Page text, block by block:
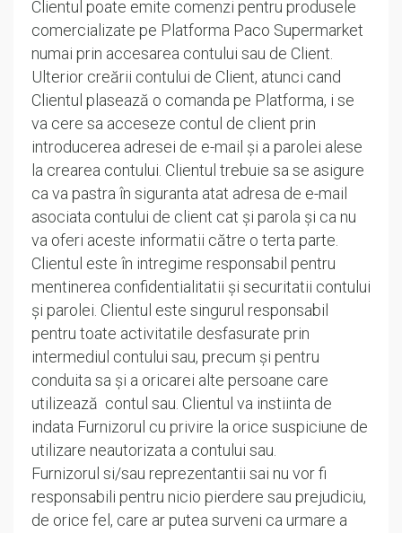
Clientul poate emite comenzi pentru produsele
comercializate pe Platforma Paco Supermarket
numai prin accesarea contului sau de Client.
Ulterior creării contului de Client, atunci cand
Clientul plasează o comanda pe Platforma, i se
va cere sa acceseze contul de client prin
introducerea adresei de e-mail și a parolei alese
la crearea contului. Clientul trebuie sa se asigure
ca va pastra în siguranta atat adresa de e-mail
asociata contului de client cat și parola și ca nu
va oferi aceste informatii către o terta parte.
Clientul este în intregime responsabil pentru
mentinerea confidentialitatii și securitatii contului
și parolei. Clientul este singurul responsabil
pentru toate activitatile desfasurate prin
intermediul contului sau, precum și pentru
conduita sa și a oricarei alte persoane care
utilizează contul sau. Clientul va instiinta de
indata Furnizorul cu privire la orice suspiciune de
utilizare neautorizata a contului sau.
Furnizorul si/sau reprezentantii sai nu vor fi
responsabili pentru nicio pierdere sau prejudiciu,
de orice fel, care ar putea surveni ca urmare a